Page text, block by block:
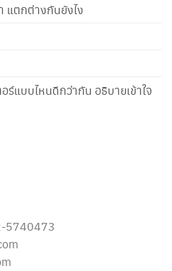
แตกต่างกันยังไง
ร์แบบไหนดีกว่ากัน อธิบายเข้าใจ
5740473